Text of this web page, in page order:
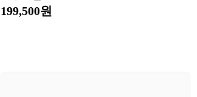
199,500원